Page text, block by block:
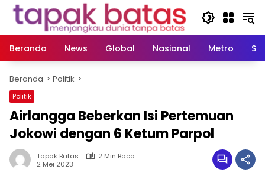
Langsung
Beranda
News Global Nasional Metro
Beranda Politik
Politik
Airlangga Beberkan Isi Pertemuan
Jokowi dengan 6 Ketum Parpol
Tapak Batas
2 Min Baca
2 Mei 2023